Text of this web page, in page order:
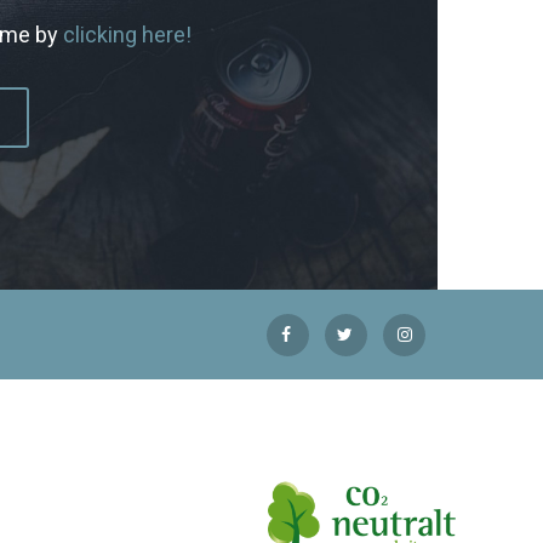
by clicking here!